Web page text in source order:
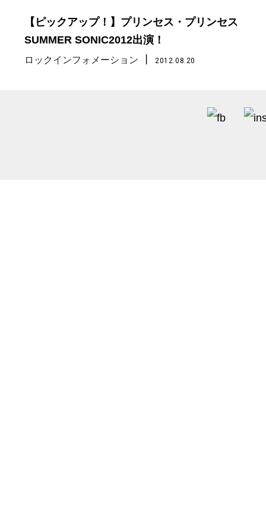
【ピックアップ！】プリンセス・プリンセス
SUMMER SONIC2012出演！
ロックインフォメーション 2012.08.20